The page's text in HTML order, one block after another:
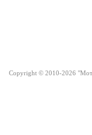
Copyright © 2010-2026